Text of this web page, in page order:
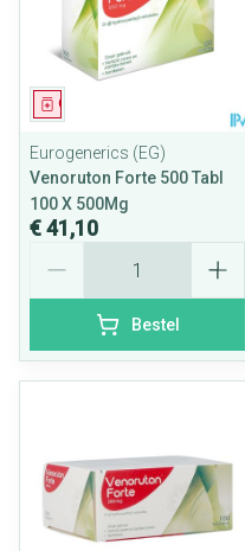
Geneesmiddel
Eurogenerics (EG)
Venoruton Forte 500 Tabl
100 X 500Mg
€ 41,10
Bestel